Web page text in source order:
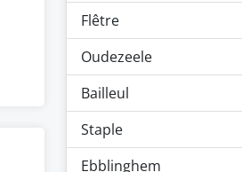
Flêtre
Oudezeele
Bailleul
Staple
Ebblinghem